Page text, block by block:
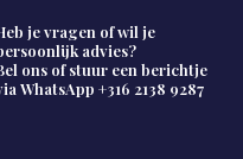
je vragen of wil je
advies?
ons of stuur een berichtje
WhatsApp +316 2138 9287